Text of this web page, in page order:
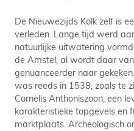
De Nieuwezijds Kolk zelf is
verleden. Lange tijd werd
natuurlijke uitwatering
de Amstel, al wordt daar
genuanceerder naar
was reeds in 1538, zoals te
Cornelis Anthoniszoon, een
karakteristieke topgevels en
marktplaats. Archeologisch